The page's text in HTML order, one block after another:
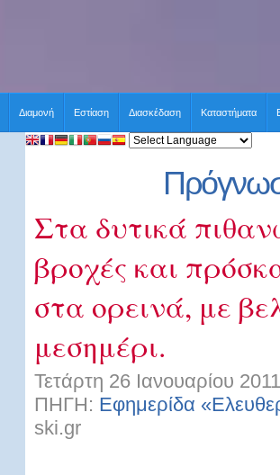
Διαμονή Εστίαση Διασκέδαση Καταστήματα
Στα δυτικά
βροχές και
στα ορεινά, με
μεσημέρι.
Τετάρτη 26 Ιανουαρίου
ΠΗΓΗ: Εφημερίδα
ski.gr